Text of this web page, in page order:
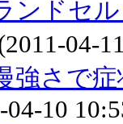
ンドセ
04-
強さで
04-10